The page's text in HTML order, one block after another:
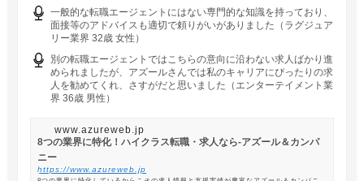
一般的な転職エージェントにはない専門的な知識を持っており、
面接等のアドバイスも適切で頼りがいがありました（ラグジュア
リー業界 32歳 女性）
別の転職エージェントではこちらの意向に沿わない求人ばかり進
められましたが、アズールさんでは私のキャリアにぴったりの求
人を勧めてくれ、さすがだと思いました（エンターテイメント業
界 36歳 男性）
www.azureweb.jp
8つの業界に特化！ハイクラス転職・求人なら-アズール＆カンパ
ニー
https://www.azureweb.jp